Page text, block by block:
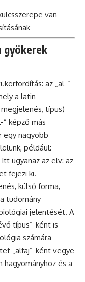
van
gyökerek
az „al-”
a latin
típus)
képző más
egy nagyobb
például:
ugyanaz az elv: az
fejezi ki.
külső forma,
tudomány
jelentését. A
típus”-ként is
számára
„alfaj”-ként vegye
és a